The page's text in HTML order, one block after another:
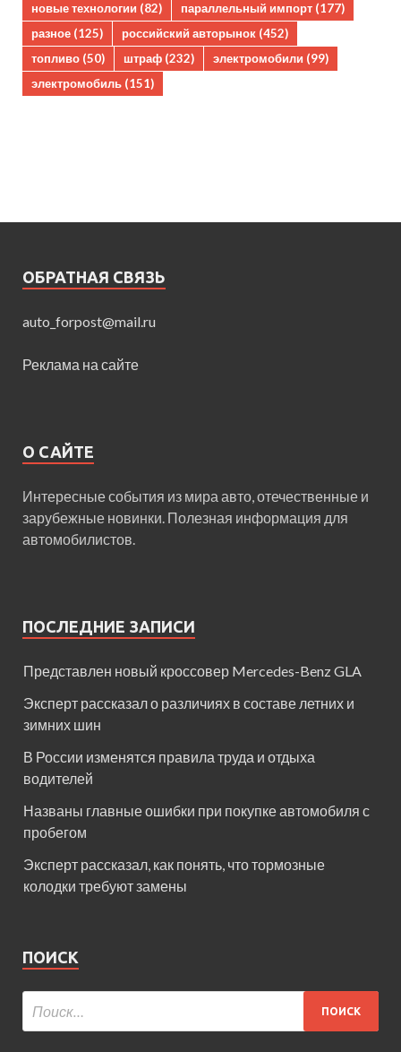
новые технологии (82) параллельный импорт (177)
разное (125) российский авторынок (452)
топливо (50) штраф (232) электромобили (99)
электромобиль (151)
ОБРАТНАЯ СВЯЗЬ
auto_forpost@mail.ru
Реклама на сайте
О САЙТЕ
Интересные события из мира авто, отечественные и
зарубежные новинки. Полезная информация для
автомобилистов.
ПОСЛЕДНИЕ ЗАПИСИ
Представлен новый кроссовер Mercedes-Benz GLA
Эксперт рассказал о различиях в составе летних и
зимних шин
В России изменятся правила труда и отдыха
водителей
Названы главные ошибки при покупке автомобиля с
пробегом
Эксперт рассказал, как понять, что тормозные
колодки требуют замены
ПОИСК